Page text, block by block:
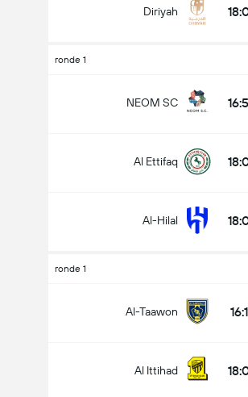
Diriyah
ronde 1
NEOM SC
Al Ettifaq
Al-Hilal
ronde 1
Al-Taawon
Al Ittihad